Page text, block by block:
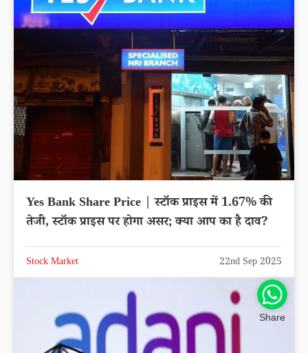
Yes Bank Share Price | स्टॉक प्राइस में 1.67% की
तेजी, स्टॉक प्राइस पर होगा असर; क्या आप का है दाव?
Stock Market 22nd Sep 2025
Share